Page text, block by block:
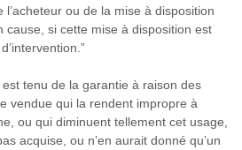
l’acheteur ou de la mise à disposition
cause, si cette mise à disposition est
tenu de la garantie à raison des
vendue qui la rendent impropre à
ou qui diminuent tellement cet usage,
acquise, ou n’en aurait donné qu’un